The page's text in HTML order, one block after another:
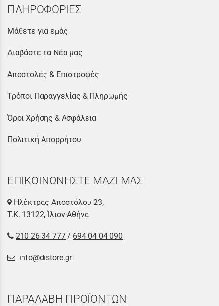
ΠΛΗΡΟΦΟΡΙΕΣ
Μάθετε για εμάς
Διαβάστε τα Νέα μας
Αποστολές & Επιστροφές
Τρόποι Παραγγελίας & Πληρωμής
Όροι Χρήσης & Ασφάλεια
Πολιτική Απορρήτου
ΕΠΙΚΟΙΝΩΝΗΣΤΕ ΜΑΖΙ ΜΑΣ
Ηλέκτρας Αποστόλου 23,
Τ.Κ. 13122, Ίλιον-Αθήνα
210 26 34 777 / 694 04 04 090
info@distore.gr
ΠΑΡΑΛΑΒΗ ΠΡΟΪΟΝΤΩΝ